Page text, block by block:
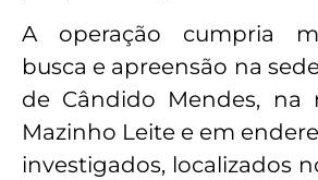
A operação cumpria
busca e apreensão na
de Cândido Mendes, na
Mazinho Leite e em
investigados, localizados